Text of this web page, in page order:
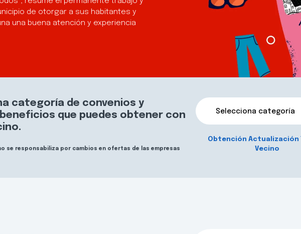
de otorgar a sus habitantes y
una buena atención y experiencia
categoría de convenios y
que puedes obtener con
se responsabiliza por cambios en ofertas de las empresas
Selecciona categoría
Obtención Actualización
Vecino